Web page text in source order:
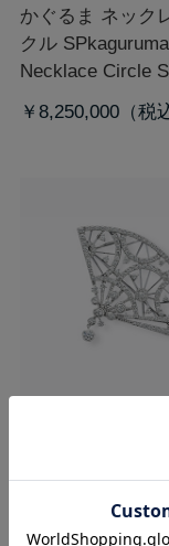
かぐるま ネック
クル SP
Necklace Circle
￥8,250,000
かぐるま 扇ブロ
kaguruma / Ougi
Brooch